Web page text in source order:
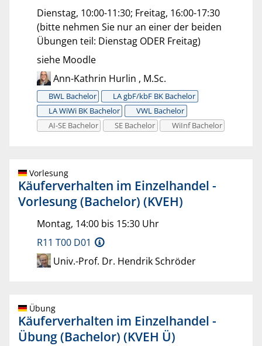
Dienstag, 10:00-11:30; Freitag, 16:00-17:30
(bitte nehmen Sie nur an einer der beiden
Übungen teil: Dienstag ODER Freitag)
siehe Moodle
Ann-Kathrin Hurlin , M.Sc.
BWL Bachelor
LA gbF/kbF BK Bachelor
LA WiWi BK Bachelor
VWL Bachelor
AI-SE Bachelor
SE Bachelor WiInf Bachelor
Vorlesung
Käuferverhalten im Einzelhandel -
Vorlesung (Bachelor) (KVEH)
Montag, 14:00 bis 15:30 Uhr
R11 T00 D01
Univ.-Prof. Dr. Hendrik Schröder
Übung
Käuferverhalten im Einzelhandel -
Übung (Bachelor) (KVEH Ü)